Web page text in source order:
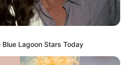
Lagoon Stars Today